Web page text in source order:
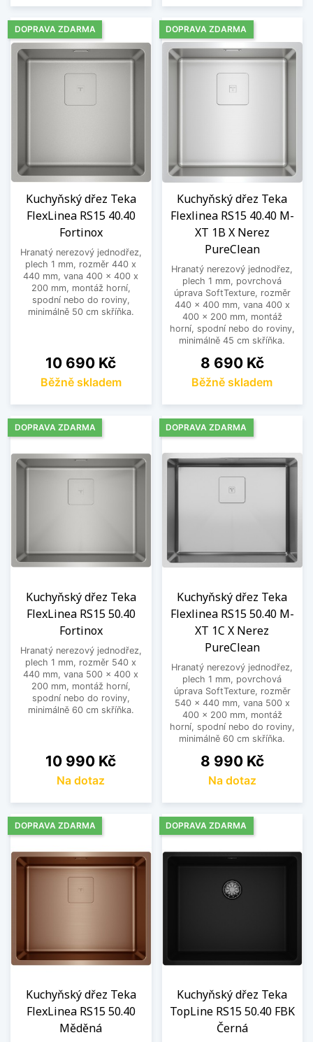
Kuchyňský dřez Teka
FlexLinea RS15 40.40
Fortinox
Hranatý nerezový jednodřez,
plech 1 mm, rozměr 440 x
440 mm, vana 400 x 400 x
200 mm, montáž horní,
spodní nebo do roviny,
minimálně 50 cm skříňka.
Cena
10 690 Kč
Běžně skladem
DOPRAVA ZDARMA
Kuchyňský dřez Teka
Flexlinea RS15 40.40 M-
XT 1B X Nerez
PureClean
Hranatý nerezový jednodřez,
plech 1 mm, povrchová
úprava SoftTexture, rozměr
440 x 400 mm, vana 400 x
400 x 200 mm, montáž
horní, spodní nebo do roviny,
minimálně 45 cm skříňka.
Cena
8 690 Kč
Běžně skladem
DOPRAVA ZDARMA
Kuchyňský dřez Teka
FlexLinea RS15 50.40
Fortinox
Hranatý nerezový jednodřez,
plech 1 mm, rozměr 540 x
440 mm, vana 500 x 400 x
200 mm, montáž horní,
spodní nebo do roviny,
minimálně 60 cm skříňka.
Cena
10 990 Kč
Na dotaz
DOPRAVA ZDARMA
Kuchyňský dřez Teka
Flexlinea RS15 50.40 M-
XT 1C X Nerez
PureClean
Hranatý nerezový jednodřez,
plech 1 mm, povrchová
úprava SoftTexture, rozměr
540 x 440 mm, vana 500 x
400 x 200 mm, montáž
horní, spodní nebo do roviny,
minimálně 60 cm skříňka.
Cena
8 990 Kč
Na dotaz
DOPRAVA ZDARMA
Kuchyňský dřez Teka
FlexLinea RS15 50.40
Měděná
DOPRAVA ZDARMA
Kuchyňský dřez Teka
TopLine RS15 50.40 FBK
Černá
DOPRAVA ZDARMA